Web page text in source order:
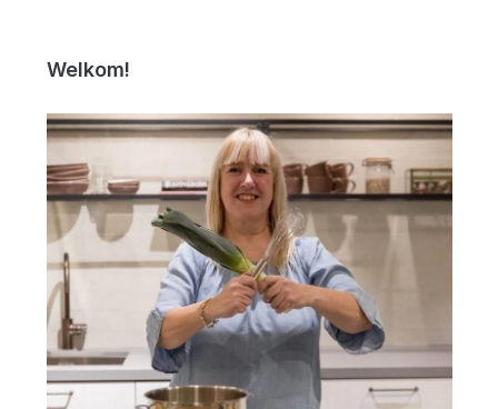
Welkom!